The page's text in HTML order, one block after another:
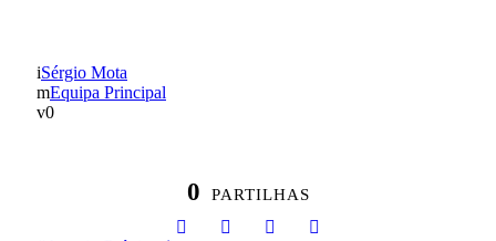
Sérgio Mota
Equipa Principal
0
0 PARTILHAS